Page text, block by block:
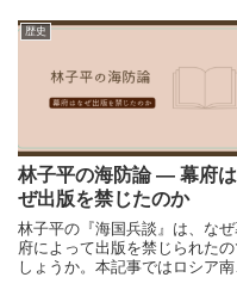
て整理し、古器旧物保存方か
社寺保存法、国宝保存法、文化
保護法へ至る歴史的背景をたど
ます。
歴史
林子平の海防論 ― 幕府
ぜ出版を禁じたのか
林子平の『海国兵談』は、な
府によって出版を禁じられた
しょうか。本記事ではロシア南